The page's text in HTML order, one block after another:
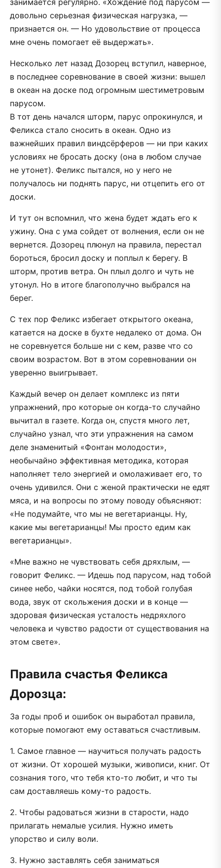
занимается регулярно. «Хождение под парусом —
довольно серьезная физическая нагрузка, —
признается он. — Но удовольствие от процесса
мне очень помогает её выдержать».
Несколько лет назад Дозорец вступил, наверное,
в последнее соревнование в своей жизни: вышел
в океан на доске под огромным шестиметровым
парусом.
В тот день начался шторм, парус опрокинулся, и
Феликса стало сносить в океан. Одно из
важнейших правил виндсёрферов — ни при каких
условиях не бросать доску (она в любом случае
не утонет). Феликс пытался, но у него не
получалось ни поднять парус, ни отцепить его от
доски.
И тут он вспомнил, что жена будет ждать его к
ужину. Она с ума сойдет от волнения, если он не
вернется. Дозорец плюнул на правила, перестал
бороться, бросил доску и поплыл к берегу. В
шторм, против ветра. Он плыл долго и чуть не
утонул. Но в итоге благополучно выбрался на
берег.
С тех пор Феликс избегает открытого океана,
катается на доске в бухте недалеко от дома. Он
не соревнуется больше ни с кем, разве что со
своим возрастом. Вот в этом соревновании он
уверенно выигрывает.
Каждый вечер он делает комплекс из пяти
упражнений, про которые он когда-то случайно
вычитал в газете. Когда он, спустя много лет,
случайно узнал, что эти упражнения на самом
деле знаменитый «Фонтан молодости»,
необычайно эффективная методика, которая
наполняет тело энергией и омолаживает его, то
очень удивился. Они с женой практически не едят
мяса, и на вопросы по этому поводу объясняют:
«Не подумайте, что мы не вегетарианцы. Ну,
какие мы вегетарианцы! Мы просто едим как
вегетарианцы».
«Мне важно не чувствовать себя дряхлым, —
говорит Феликс. — Идешь под парусом, над тобой
синее небо, чайки носятся, под тобой голубая
вода, звук от скольжения доски и в конце —
здоровая физическая усталость недряхлого
человека и чувство радости от существования на
этом свете».
Правила счастья Феликса
Дорозца:
За годы проб и ошибок он выработал правила,
которые помогают ему оставаться счастливым.
1. Самое главное — научиться получать радость
от жизни. От хорошей музыки, живописи, книг. От
сознания того, что тебя кто-то любит, и что ты
сам доставляешь кому-то радость.
2. Чтобы радоваться жизни в старости, надо
прилагать немалые усилия. Нужно иметь
упорство и силу воли.
3. Нужно заставлять себя заниматься